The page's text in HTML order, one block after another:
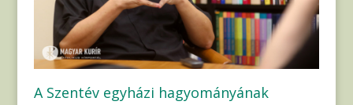
A Szentév egyházi hagyományának